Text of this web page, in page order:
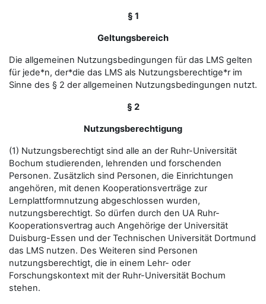
§ 1
Geltungsbereich
Die allgemeinen Nutzungsbedingungen für das LMS gelten
für jede*n, der*die das LMS als Nutzungsberechtige*r im
Sinne des § 2 der allgemeinen Nutzungsbedingungen nutzt.
§ 2
Nutzungsberechtigung
(1) Nutzungsberechtigt sind alle an der Ruhr-Universität
Bochum studierenden, lehrenden und forschenden
Personen. Zusätzlich sind Personen, die Einrichtungen
angehören, mit denen Kooperationsverträge zur
Lernplattformnutzung abgeschlossen wurden,
nutzungsberechtigt. So dürfen durch den UA Ruhr-
Kooperationsvertrag auch Angehörige der Universität
Duisburg-Essen und der Technischen Universität Dortmund
das LMS nutzen. Des Weiteren sind Personen
nutzungsberechtigt, die in einem Lehr- oder
Forschungskontext mit der Ruhr-Universität Bochum
stehen.